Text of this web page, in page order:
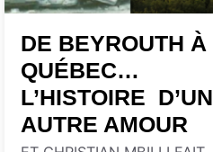
DE BEYROUTH À
QUÉBEC…
L’HISTOIRE D’UN
AUTRE AMOUR